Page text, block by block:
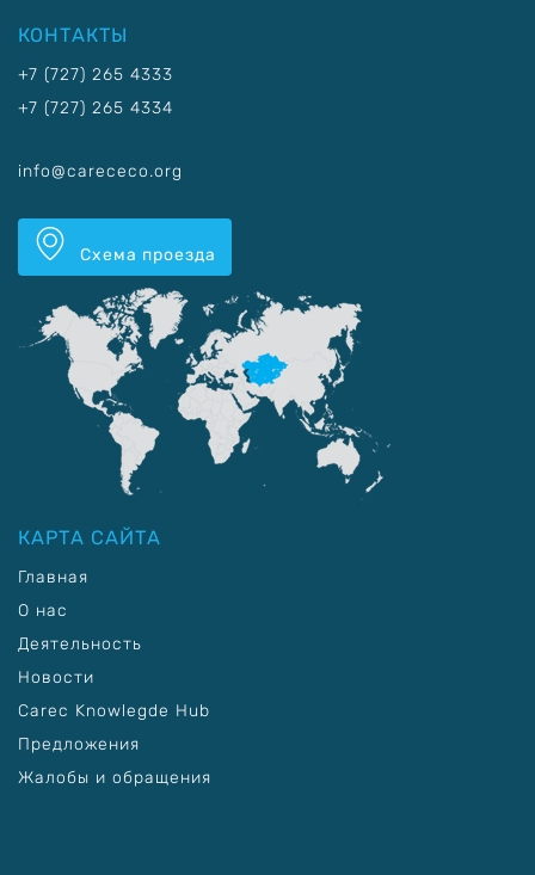
КОНТАКТЫ
+7 (727) 265 4333
+7 (727) 265 4334
info@carececo.org
Схема проезда
КАРТА САЙТА
Главная
О нас
Деятельность
Новости
Carec Knowlegde Hub
Предложения
Жалобы и обращения